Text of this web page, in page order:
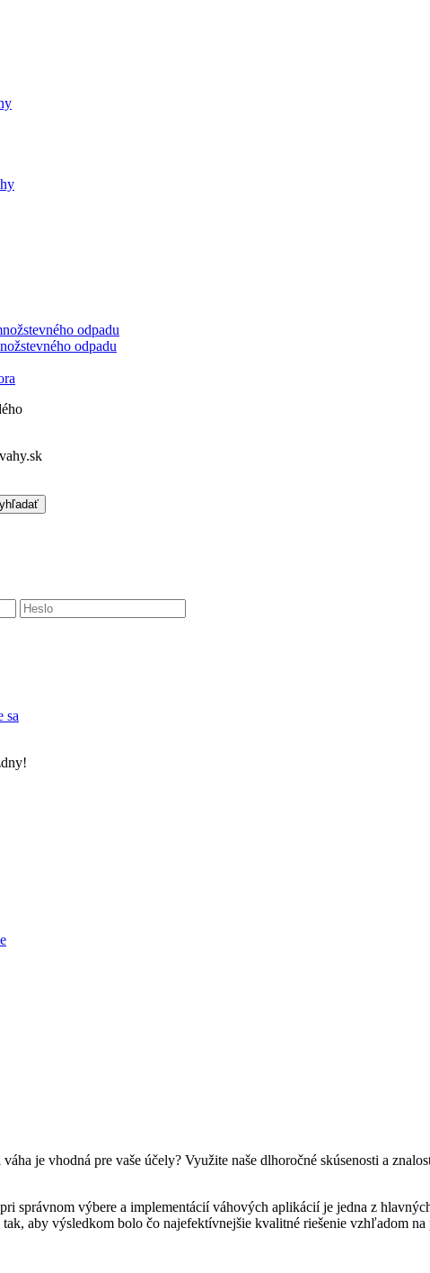
odpadu
odpadu
sa
je vhodná pre vaše účely? Využite naše dlhoročné skúsenosti a
správnom výbere a implementácií váhových aplikácií je jedna z
aby výsledkom bolo čo najefektívnejšie kvalitné riešenie vzhľadom na